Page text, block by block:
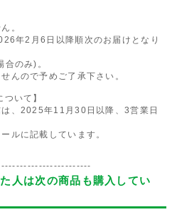
。
年2月6日以降順次のお届けとなり
のみ)。
んので予めご了承下さい。
いて】
、2025年11月30日以降、3営業日
ルに記載しています。
人は次の商品も購入してい